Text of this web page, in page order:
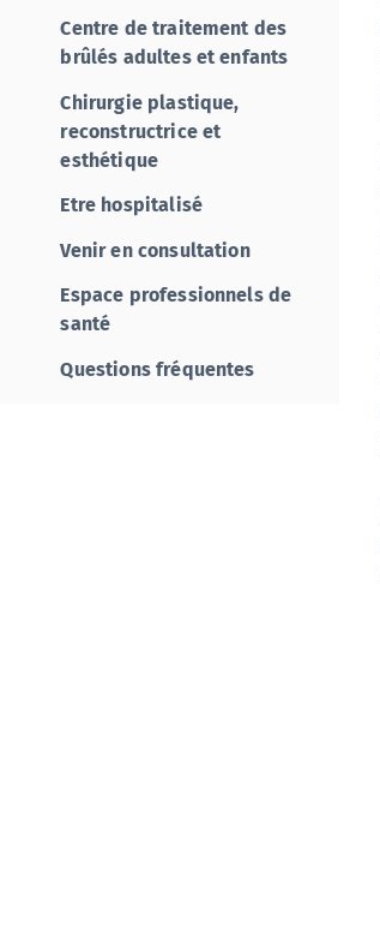
Centre de traitement des
brûlés adultes et enfants
Chirurgie plastique,
reconstructrice et
esthétique
Etre hospitalisé
Venir en consultation
Espace professionnels de
santé
Questions fréquentes